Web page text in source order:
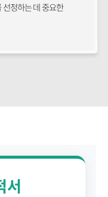
선정하는 데 중요한
서